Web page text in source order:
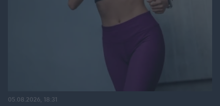
05.08.2026, 18:31